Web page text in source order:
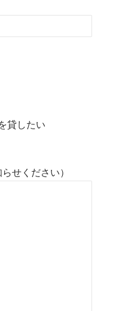
貸したい
せください）